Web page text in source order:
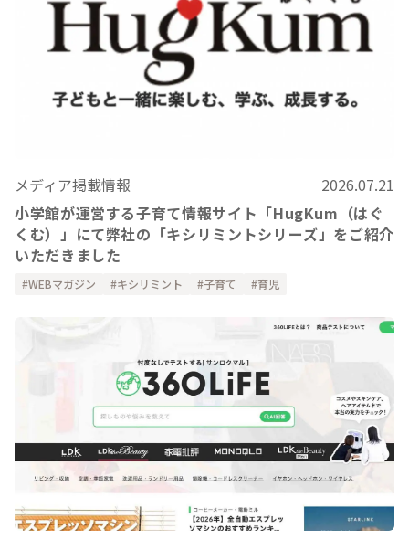
メディア掲載情報
2026.07.21
小学館が運営する子育て情報サイト「HugKum（はぐ
くむ）」にて弊社の「キシリミントシリーズ」をご紹介
いただきました
WEBマガジン キシリミント 子育て 育児